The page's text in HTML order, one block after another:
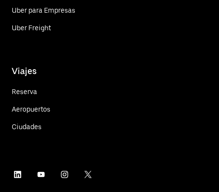
Uber para Empresas
Uber Freight
Viajes
Reserva
Aeropuertos
Ciudades